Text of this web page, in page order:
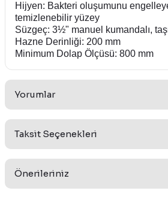
Hijyen: Bakteri oluşumunu
temizlenebilir yüzey
Süzgeç: 3½" manuel kumandalı,
Hazne Derinliği: 200 mm
Minimum Dolap Ölçüsü: 800 mm
Yorumlar
Yorum Yaz
Taksit Seçenekleri
Önerileriniz